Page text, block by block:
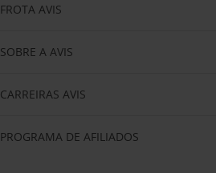
FROTA AVIS
SOBRE A AVIS
CARREIRAS AVIS
PROGRAMA DE AFILIADOS